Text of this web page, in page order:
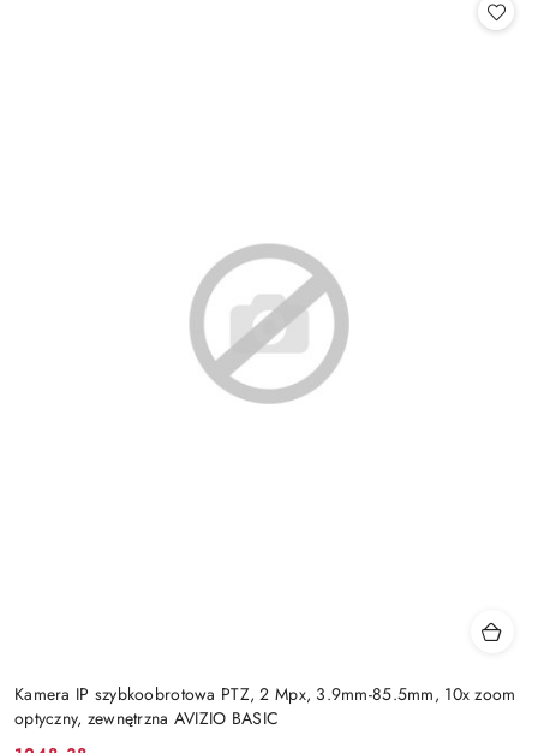
Kamera IP szybkoobrotowa PTZ, 2 Mpx, 3.9mm-85.5mm, 10x zoom
optyczny, zewnętrzna AVIZIO BASIC